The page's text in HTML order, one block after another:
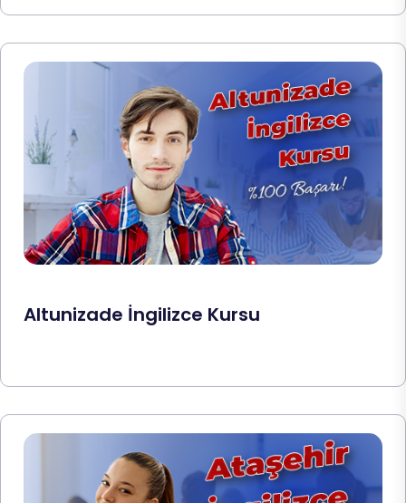
Altunizade İngilizce Kursu